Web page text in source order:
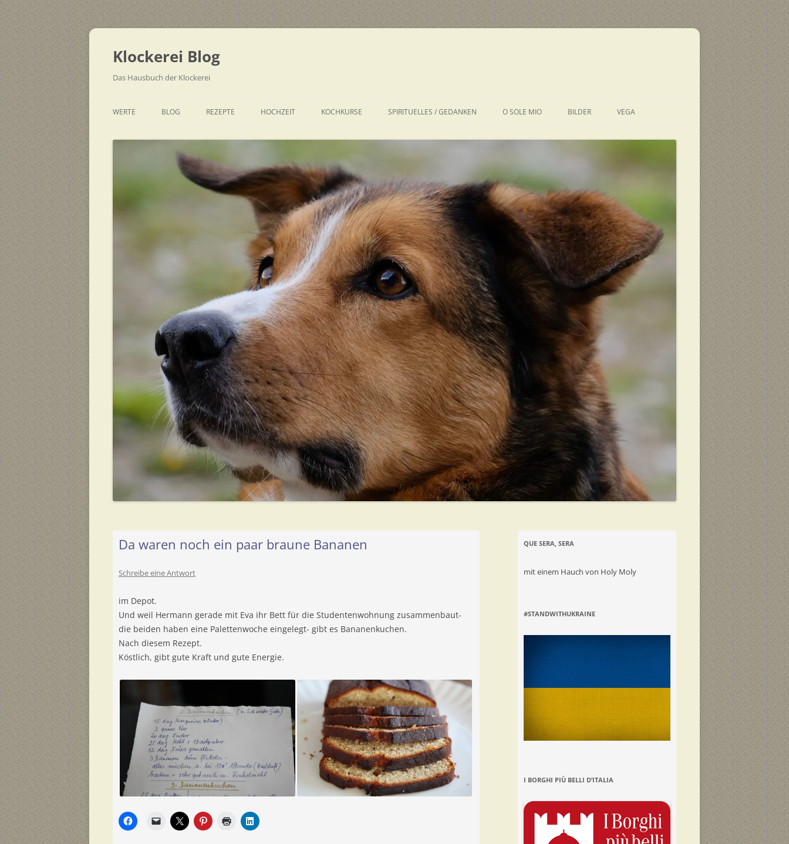
Zum
springen
Klockerei Blog
Das Hausbuch der Klockerei
WERTE BLOG REZEPTE
EINFACH
HOCHZEIT KOCHKURSE SPIRITUELLES / GEDANKEN O SOLE MIO BILDER VEGA
Da waren noch ein paar braune Bananen
Schreibe eine Antwort
im Depot.
Und weil Hermann gerade mit Eva ihr Bett für die Studentenwohnung zusammenbaut-
die beiden haben eine Palettenwoche eingelegt- gibt es Bananenkuchen.
Nach diesem Rezept.
Köstlich, gibt gute Kraft und gute Energie.
QUE SERA, SERA
mit einem Hauch von Holy Moly
#STANDWITHUKRAINE
I BORGHI PIÙ BELLI D’ITALIA